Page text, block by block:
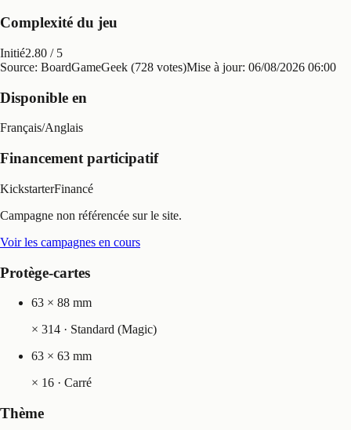
Complexité du jeu
Initié2.80 / 5
Source: BoardGameGeek (728 votes)Mise à jour: 06/08/2026 06:00
Disponible en
Français/Anglais
Financement participatif
KickstarterFinancé
Campagne non référencée sur le site.
Voir les campagnes en cours
Protège-cartes
63 × 88 mm
× 314 · Standard (Magic)
63 × 63 mm
× 16 · Carré
Thème